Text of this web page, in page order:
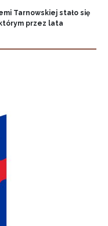
Tarnowskiej stało się
przez lata